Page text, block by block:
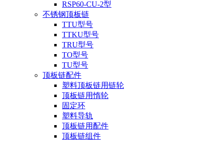
RSP60-CU-2型
不锈钢顶板链
TTU型号
TTKU型号
TRU型号
TO型号
TU型号
顶板链配件
塑料顶板链用链轮
顶板链用惰轮
固定环
塑料导轨
顶板链用配件
顶板链组件